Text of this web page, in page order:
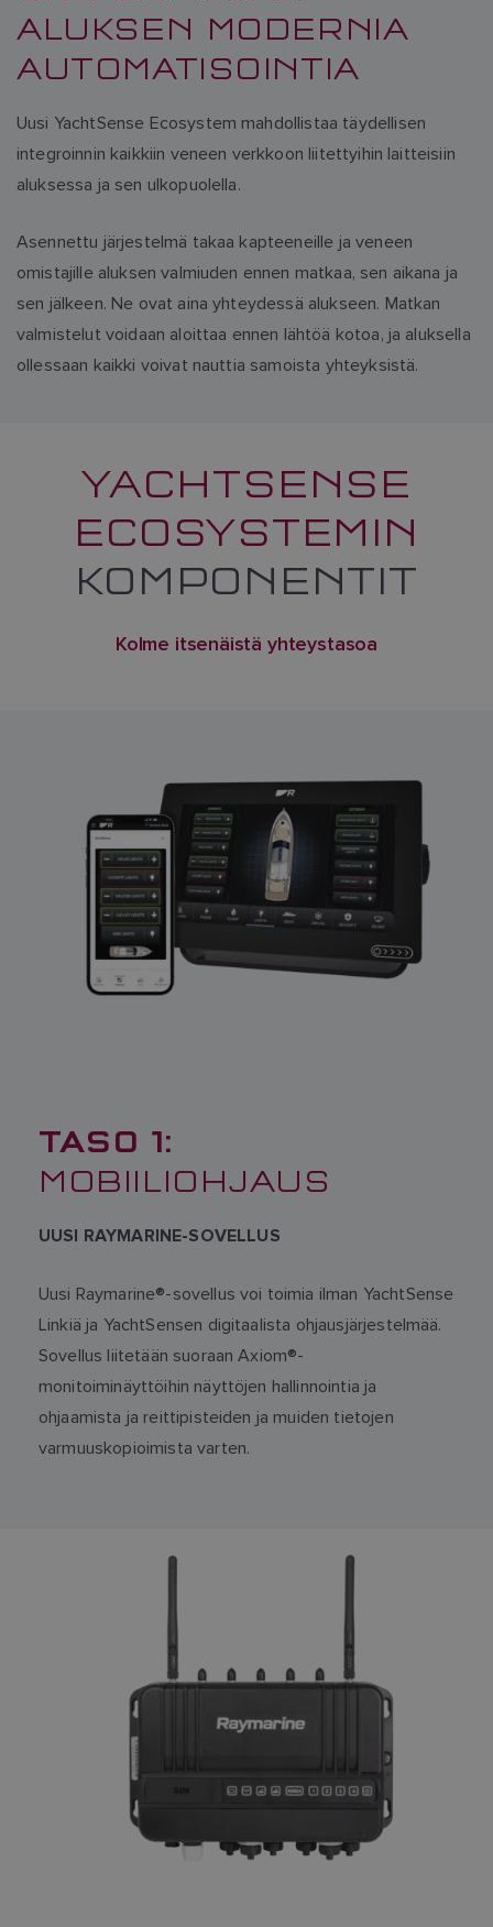
ALUKSEN MODERNIA
AUTOMATISOINTIA
Uusi YachtSense Ecosystem mahdollistaa täydellisen
integroinnin kaikkiin veneen verkkoon liitettyihin laitteisiin
aluksessa ja sen ulkopuolella.
Asennettu järjestelmä takaa kapteeneille ja veneen
omistajille aluksen valmiuden ennen matkaa, sen aikana ja
sen jälkeen. Ne ovat aina yhteydessä alukseen. Matkan
valmistelut voidaan aloittaa ennen lähtöä kotoa, ja aluksella
ollessaan kaikki voivat nauttia samoista yhteyksistä.
YACHTSENSE
ECOSYSTEMIN
KOMPONENTIT
Kolme itsenäistä yhteystasoa
TASO 1:
MOBIILIOHJAUS
UUSI RAYMARINE-SOVELLUS
Uusi Raymarine®-sovellus voi toimia ilman YachtSense
Linkiä ja YachtSensen digitaalista ohjausjärjestelmää.
Sovellus liitetään suoraan Axiom®-
monitoiminäyttöihin näyttöjen hallinnointia ja
ohjaamista ja reittipisteiden ja muiden tietojen
varmuuskopioimista varten.